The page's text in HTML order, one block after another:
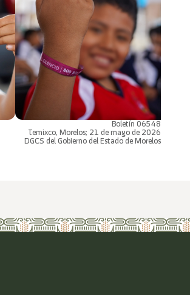
Boletín 06548
Temixco, Morelos; 21 de mayo de 2026
DGCS del Gobierno del Estado de Morelos